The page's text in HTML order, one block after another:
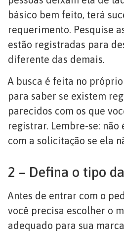
básico bem feito, terá
requerimento. Pesquise
estão registradas para
diferente das demais.
A busca é feita no
para saber se existem
parecidos com os que
registrar. Lembre-se: não
com a solicitação se ela
2 – Defina o tipo
Antes de entrar com o
você precisa escolher o
adequado para sua